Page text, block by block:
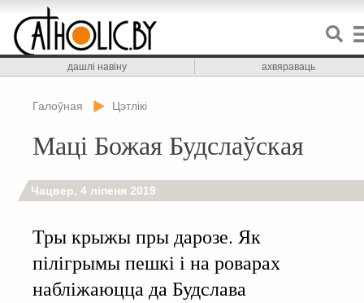
дашлі навіну ахвяраваць
Галоўная Цэтлікі
Маці Божая Будслаўская
Чацвер, 4 ліпеня 2019
Тры крыжы пры дарозе. Як
пілігрымы пешкі і на роварах
набліжаюцца да Будслава